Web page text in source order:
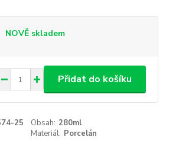
NOVĚ skladem
Přidat do košíku
25 Obsah: 280ml
Materiál: Porcelán